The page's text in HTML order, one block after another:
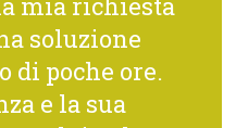
soluzione
di poche ore.
e la sua